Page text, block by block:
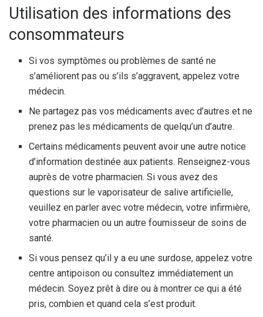
Utilisation des informations des
consommateurs
Si vos symptômes ou problèmes de santé ne
s’améliorent pas ou s’ils s’aggravent, appelez votre
médecin.
Ne partagez pas vos médicaments avec d’autres et ne
prenez pas les médicaments de quelqu’un d’autre.
Certains médicaments peuvent avoir une autre notice
d’information destinée aux patients. Renseignez-vous
auprès de votre pharmacien. Si vous avez des
questions sur le vaporisateur de salive artificielle,
veuillez en parler avec votre médecin, votre infirmière,
votre pharmacien ou un autre fournisseur de soins de
santé.
Si vous pensez qu’il y a eu une surdose, appelez votre
centre antipoison ou consultez immédiatement un
médecin. Soyez prêt à dire ou à montrer ce qui a été
pris, combien et quand cela s’est produit.